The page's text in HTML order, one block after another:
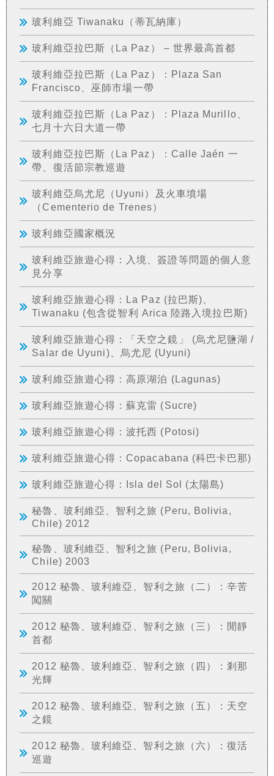
玻利維亞 Tiwanaku（蒂瓦納庫）
玻利維亞拉巴斯（La Paz） – 世界最高首都
玻利維亞拉巴斯（La Paz）：Plaza San
Francisco、巫師市場一帶
玻利維亞拉巴斯（La Paz）：Plaza Murillo、
七月十六日大道一帶
玻利維亞拉巴斯（La Paz）：Calle Jaén 一
帶、復活節宗教巡遊
玻利維亞烏尤尼（Uyuni）及火車墳場
（Cementerio de Trenes）
玻利維亞國家概況
玻利維亞旅遊心得：入境、簽證等問題的個人意
見分享
玻利維亞旅遊心得：La Paz (拉巴斯)、
Tiwanaku (包含從智利 Arica 陸路入境拉巴斯)
玻利維亞旅遊心得：「天空之鏡」 (烏尤尼鹽湖 /
Salar de Uyuni)、烏尤尼 (Uyuni)
玻利維亞旅遊心得：高原湖泊 (Lagunas)
玻利維亞旅遊心得：蘇克雷 (Sucre)
玻利維亞旅遊心得：波托西 (Potosi)
玻利維亞旅遊心得：Copacabana (科巴卡巴那)
玻利維亞旅遊心得：Isla del Sol (太陽島)
秘魯、玻利維亞、智利之旅 (Peru, Bolivia,
Chile) 2012
秘魯、玻利維亞、智利之旅 (Peru, Bolivia,
Chile) 2003
2012 秘魯、玻利維亞、智利之旅（二）：辛苦
闖關
2012 秘魯、玻利維亞、智利之旅（三）：閒靜
首都
2012 秘魯、玻利維亞、智利之旅（四）：剎那
光輝
2012 秘魯、玻利維亞、智利之旅（五）：天空
之鏡
2012 秘魯、玻利維亞、智利之旅（六）：復活
巡遊